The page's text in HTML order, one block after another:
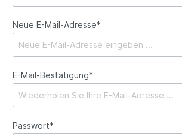
Neue E-Mail-Adresse*
E-Mail-Bestätigung*
Passwort*